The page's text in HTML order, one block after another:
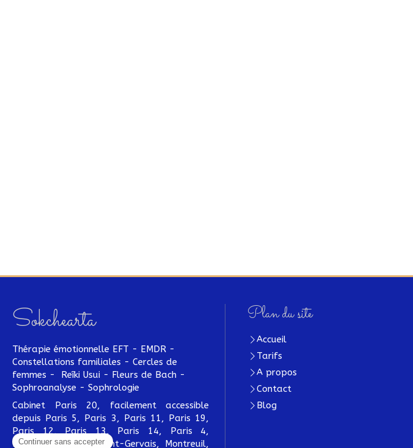
Sokchearta
Thérapie émotionnelle EFT - EMDR -
Constellations familiales - Cercles de
femmes - Reîki Usui - Fleurs de Bach -
Sophroanalyse - Sophrologie
Cabinet Paris 20, facilement accessible
depuis Paris 5, Paris 3, Paris 11, Paris 19,
Paris 12, Paris 13, Paris 14, Paris 4,
Bagnolet, Le Pré-Saint-Gervais, Montreuil,
Plan du site
Accueil
Tarifs
A propos
Contact
Blog